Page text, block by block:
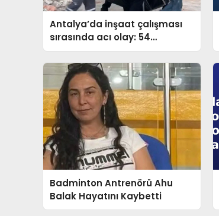
Antalya’da inşaat çalışması
sırasında acı olay: 54
yaşındaki Erdal Ediz hayatını
kaybetti
Badminton Antrenörü Ahu
Balak Hayatını Kaybetti